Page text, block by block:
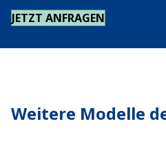
JETZT ANFRAGEN
Weitere Modelle